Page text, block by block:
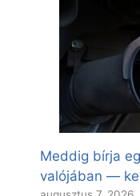
Meddig bírja
valójában —